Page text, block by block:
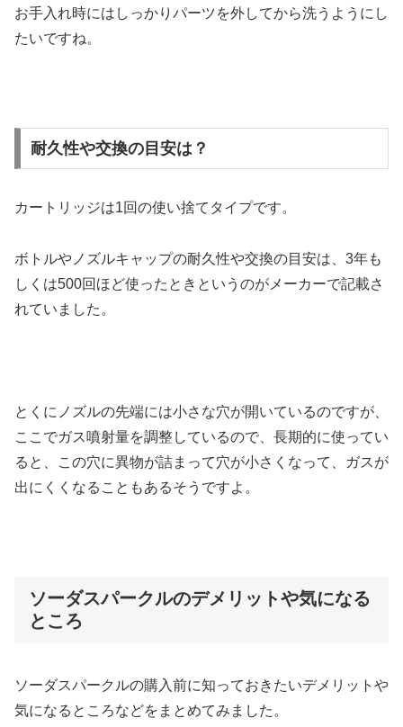
お手入れ時にはしっかりパーツを外してから洗うようにし
たいですね。
耐久性や交換の目安は？
カートリッジは1回の使い捨てタイプです。
ボトルやノズルキャップの耐久性や交換の目安は、3年も
しくは500回ほど使ったときというのがメーカーで記載さ
れていました。
とくにノズルの先端には小さな穴が開いているのですが、
ここでガス噴射量を調整しているので、長期的に使ってい
ると、この穴に異物が詰まって穴が小さくなって、ガスが
出にくくなることもあるそうですよ。
ソーダスパークルのデメリットや気になる
ところ
ソーダスパークルの購入前に知っておきたいデメリットや
気になるところなどをまとめてみました。